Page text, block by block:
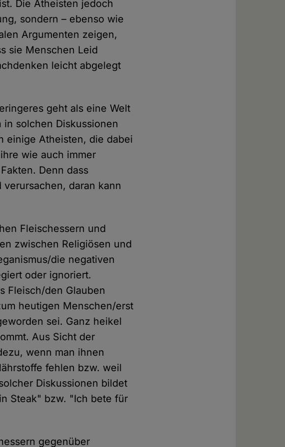
Die Atheisten jedoch
sondern – ebenso wie
Argumenten zeigen,
sie Menschen Leid
leicht abgelegt
geht als eine Welt
solchen Diskussionen
einige Atheisten, die dabei
wie auch immer
Denn dass
daran kann
Fleischessern und
zwischen Religiösen und
die negativen
oder ignoriert.
Fleisch/den Glauben
heutigen Menschen/erst
sei. Ganz heikel
Aus Sicht der
wenn man ihnen
fehlen bzw. weil
Diskussionen bildet
Steak" bzw. "Ich bete für
gegenüber